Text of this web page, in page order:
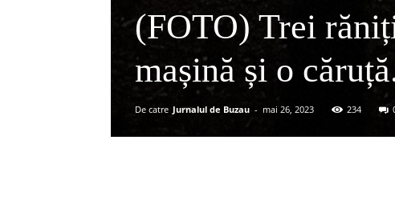
(FOTO) Trei
mașină și o
De catre Jurnalul de Buzau - mai 26, 2023 234